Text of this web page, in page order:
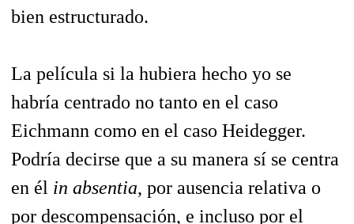
bien estructurado.
La película si la hubiera hecho yo se
habría centrado no tanto en el caso
Eichmann como en el caso Heidegger.
Podría decirse que a su manera sí se centra
en él in absentia, por ausencia relativa o
por descompensación, e incluso por el